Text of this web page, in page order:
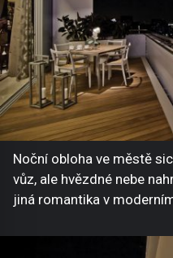
Noční obloha ve městě
vůz, ale hvězdné nebe
jiná romantika v